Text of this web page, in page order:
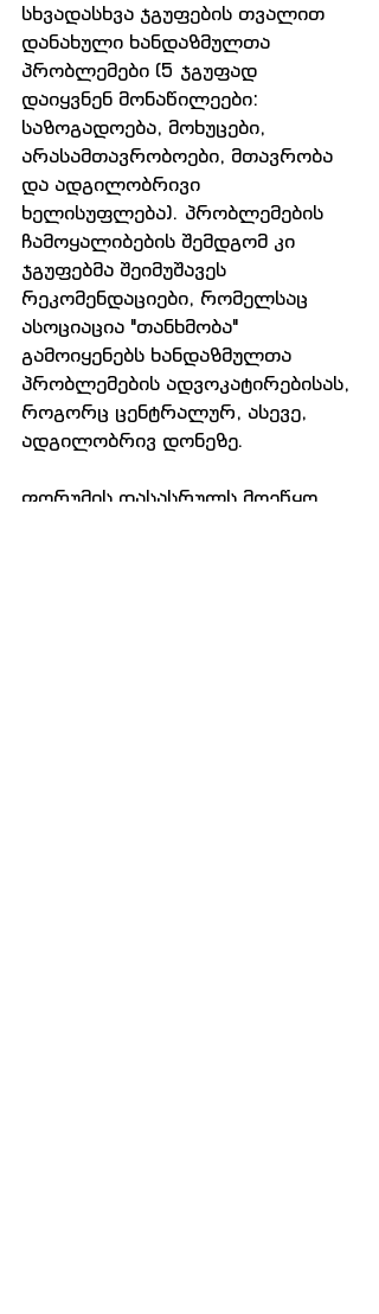
სხვადასხვა ჯგუფების თვალით
დანახული ხანდაზმულთა
პრობლემები (5 ჯგუფად
დაიყვნენ მონაწილეები:
საზოგადოება, მოხუცები,
არასამთავრობოები, მთავრობა
და ადგილობრივი
ხელისუფლება). პრობლემების
ჩამოყალიბების შემდგომ კი
ჯგუფებმა შეიმუშავეს
რეკომენდაციები, რომელსაც
ასოციაცია "თანხმობა"
გამოიყენებს ხანდაზმულთა
პრობლემების ადვოკატირებისას,
როგორც ცენტრალურ, ასევე,
ადგილობრივ დონეზე.
ფორუმის დასასრულს მოეწყო